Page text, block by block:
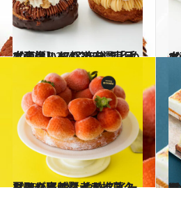
2022.12.23
【画像】47都道府県「手土産グルメ」2023 “東日本の旨いもの”を総まとめ
グルメ 【画
2023.6.7
お取り寄せ賢者が推薦！ 夏はやっぱり【アイスクリーム】 ひんやりスイーツでご褒美タイム
グルメ “おいしい”を知る賢人が選ぶ